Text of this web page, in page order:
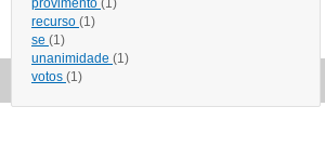
provimento (1)
recurso (1)
se (1)
unanimidade (1)
votos (1)